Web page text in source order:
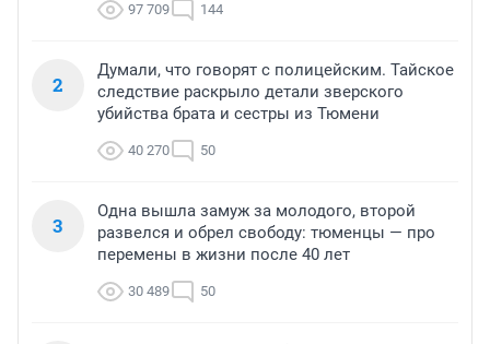
97 709 144
2
Думали, что говорят с полицейским. Тайское
следствие раскрыло детали зверского
убийства брата и сестры из Тюмени
40 270 50
3
Одна вышла замуж за молодого, второй
развелся и обрел свободу: тюменцы — про
перемены в жизни после 40 лет
30 489 50